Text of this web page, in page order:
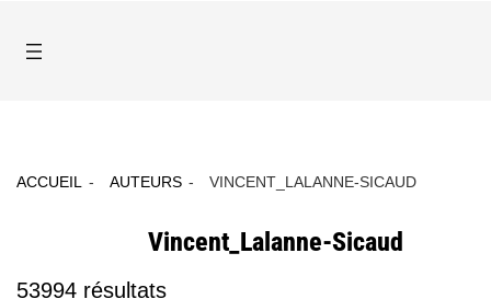
ACCUEIL AUTEURS VINCENT_LALANNE-SICAUD
Vincent_Lalanne-Sicaud
53994 résultats